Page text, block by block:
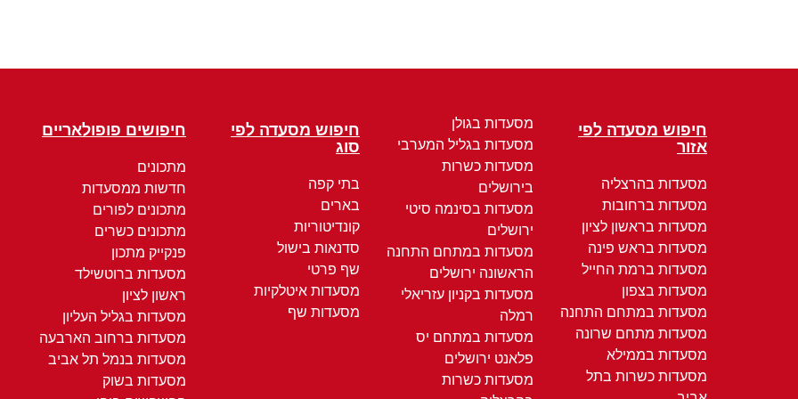
חיפוש מסעדה לפי
אזור
מסעדות בהרצליה
מסעדות ברחובות
מסעדות בראשון לציון
מסעדות בראש פינה
מסעדות ברמת החייל
מסעדות בצפון
מסעדות במתחם התחנה
מסעדות מתחם שרונה
מסעדות בממילא
מסעדות כשרות בתל
מסעדות בגולן
מסעדות בגליל המערבי
מסעדות כשרות
בירושלים
מסעדות בסינמה סיטי
ירושלים
מסעדות במתחם התחנה
הראשונה ירושלים
מסעדות בקניון עזריאלי
רמלה
מסעדות במתחם יס
פלאנט ירושלים
מסעדות כשרות
חיפוש מסעדה לפי
סוג
בתי קפה
בארים
קונדיטוריות
סדנאות בישול
שף פרטי
מסעדות איטלקיות
מסעדות שף
חיפושים פופולאריים
מתכונים
חדשות ממסעדות
מתכונים לפורים
מתכונים כשרים
פנקייק מתכון
מסעדות ברוטשילד
ראשון לציון
מסעדות בגליל העליון
מסעדות ברחוב הארבעה
מסעדות בנמל תל אביב
מסעדות בשוק